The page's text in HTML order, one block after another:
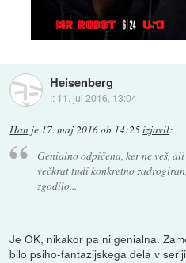
Heisenberg
:: 11. jul 2016, 13:04
Han je 17. maj 2016 ob 14:25izjavil:
Genialno odpičena, ker ne veš,
večkrat tudi konkretno
zgodilo...
Je OK, nikakor pa ni genialna.
bilo psiho-fantazijskega dela v